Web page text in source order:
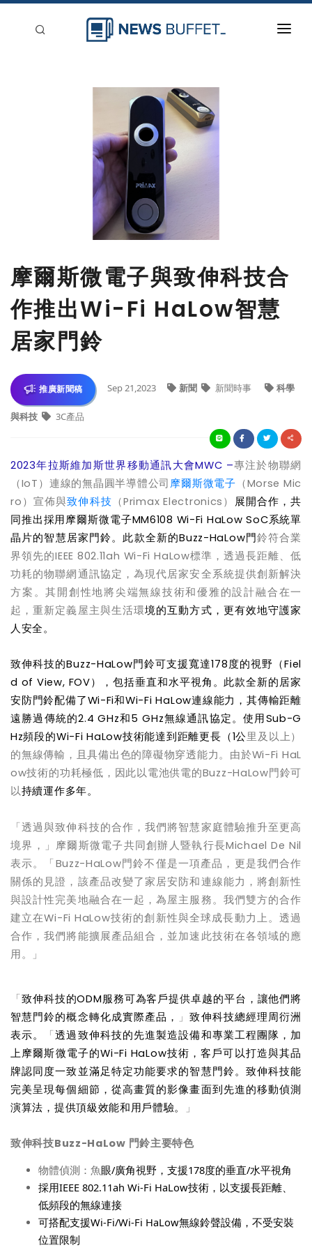
摩爾斯微電子與致伸科技合
作推出Wi-Fi HaLow智慧
居家門鈴
推廣新聞稿 Sep 21,2023 新聞 新聞時事 科學
與科技 3C產品
2023年拉斯維加斯世界移動通訊大會MWC –專注於物聯網
（IoT ）連線的無晶圓半導體公司摩爾斯微電子 （Morse Mic
ro ）宣佈與致伸科技 （Primax Electronics ） 展開合作，共
同推出採用摩爾斯微電子MM6108 Wi-Fi HaLow SoC系統單
晶片的智慧居家門鈴。此款全新的Buzz-HaLow門鈴符合業
界領先的IEEE 802.11ah Wi-Fi HaLow標準，透過長距離、低
功耗的物聯網通訊協定，為現代居家安全系統提供創新解決
方案。其開創性地將尖端無線技術和優雅的設計融合在一
起，重新定義屋主與生活環境的互動方式，更有效地守護家
人安全。
致伸科技的Buzz-HaLow門鈴可支援寬達178度的視野（Fiel
d of View, FOV），包括垂直和水平視角。此款全新的居家
安防門鈴配備了Wi-Fi和Wi-Fi HaLow連線能力，其傳輸距離
遠勝過傳統的2.4 GHz和5 GHz無線通訊協定。使用Sub-G
Hz頻段的Wi-Fi HaLow技術能達到距離更長（1公里及以上）
的無線傳輸，且具備出色的障礙物穿透能力。由於Wi-Fi HaL
ow技術的功耗極低，因此以電池供電的Buzz-HaLow門鈴可
以持續運作多年。
「透過與致伸科技的合作，我們將智慧家庭體驗推升至更高
境界，」摩爾斯微電子共同創辦人暨執行長Michael De Nil
表示。「Buzz-HaLow門鈴不僅是一項產品，更是我們合作
關係的見證，該產品改變了家居安防和連線能力，將創新性
與設計性完美地融合在一起，為屋主服務。我們雙方的合作
建立在Wi-Fi HaLow技術的創新性與全球成長動力上。透過
合作，我們將能擴展產品組合，並加速此技術在各領域的應
用。」
「致伸科技的ODM服務可為客戶提供卓越的平台，讓他們將
智慧門鈴的概念轉化成實際產品， 」致伸科技總經理周衍洲
表示。
「透過致伸科技的先進製造設備和專業工程團隊，加
上摩爾斯微電子的Wi-Fi HaLow技術，客戶可以打造與其品
牌認同度一致並滿足特定功能要求的智慧門鈴。致伸科技能
完美呈現每個細節，從高畫質的影像畫面到先進的移動偵測
演算法，提供頂級效能和用戶體驗。 」
致伸科技Buzz-HaLow 門鈴主要特色
物體偵測：魚眼/廣角視野，支援178度的垂直/水平視角
採用IEEE 802.11ah Wi-Fi HaLow技術，以支援長距離、
低頻段的無線連接
可搭配支援Wi-Fi/Wi-Fi HaLow無線鈴聲設備，不受安裝
位置限制